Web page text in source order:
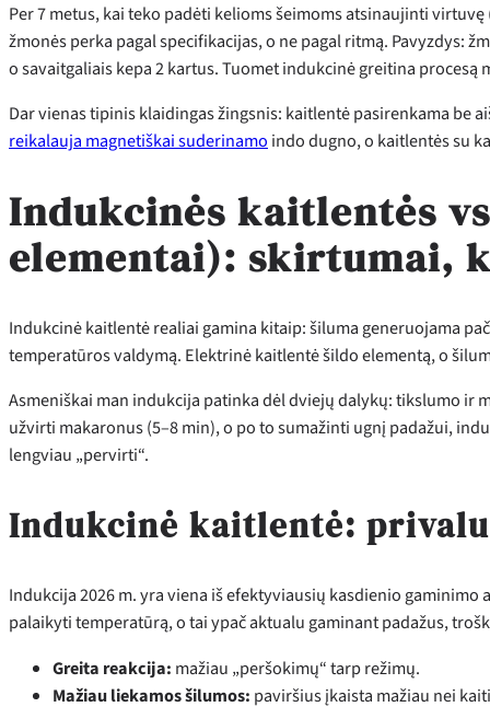
Per 7 metus, kai teko padėti kelioms šeimoms atsinaujinti
žmonės perka pagal specifikacijas, o ne pagal ritmą. Pavyzdys:
o savaitgaliais kepa 2 kartus. Tuomet indukcinė greitina
Dar vienas tipinis klaidingas žingsnis: kaitlentė pasirenkama
reikalauja magnetiškai suderinamo indo dugno, o kaitlentės su
Indukcinės kaitlentės
elementai): skirtumai,
Indukcinė kaitlentė realiai gamina kitaip: šiluma generuojama
temperatūros valdymą. Elektrinė kaitlentė šildo elementą, o
Asmeniškai man indukcija patinka dėl dviejų dalykų: tikslumo ir
užvirti makaronus (5–8 min), o po to sumažinti ugnį padažui,
lengviau „pervirti“.
Indukcinė kaitlentė:
Indukcija 2026 m. yra viena iš efektyviausių kasdienio
palaikyti temperatūrą, o tai ypač aktualu gaminant padažus,
Greita reakcija: mažiau „peršokimų“ tarp režimų.
Mažiau liekamos šilumos: paviršius įkaista mažiau nei